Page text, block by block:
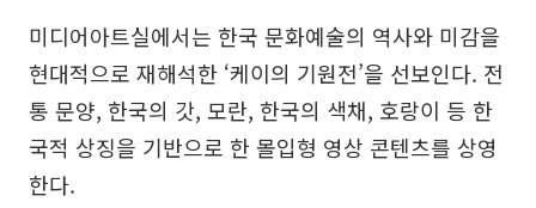
미디어아트실에서는 한국 문화예술의 역사와 미감을
현대적으로 재해석한 ‘케이의 기원전’을 선보인다. 전
통 문양, 한국의 갓, 모란, 한국의 색채, 호랑이 등 한
국적 상징을 기반으로 한 몰입형 영상 콘텐츠를 상영
한다.